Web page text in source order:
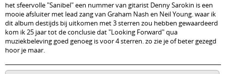
het sfeervolle "Sanibel" een nummer van gitarist Denny Sarokin is een
mooie afsluiter met lead zang van Graham Nash en Neil Young. waar ik
dit album destijds bij uitkomen met 3 sterren zou hebben gewaardeerd
kom ik 25 jaar tot de conclusie dat "Looking Forward" qua
muziekbeleving goed genoeg is voor 4 sterren. zo zie je of beter gezegd
hoor je maar.